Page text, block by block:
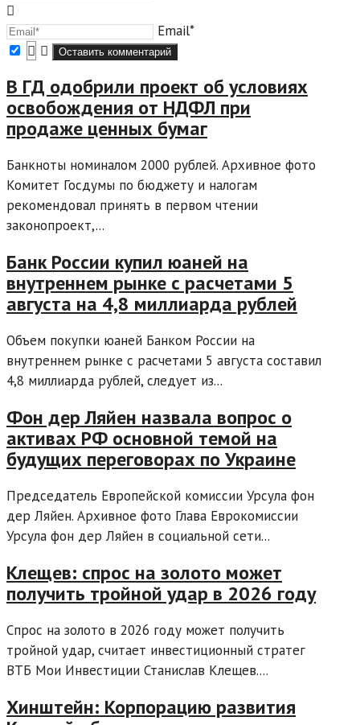
Email*
В ГД одобрили проект об условиях
освобождения от НДФЛ при
продаже ценных бумаг
Банкноты номиналом 2000 рублей. Архивное фото
Комитет Госдумы по бюджету и налогам
рекомендовал принять в первом чтении
законопроект,...
Банк России купил юаней на
внутреннем рынке с расчетами 5
августа на 4,8 миллиарда рублей
Объем покупки юаней Банком России на
внутреннем рынке с расчетами 5 августа составил
4,8 миллиарда рублей, следует из...
Фон дер Ляйен назвала вопрос о
активах РФ основной темой на
будущих переговорах по Украине
Председатель Европейской комиссии Урсула фон
дер Ляйен. Архивное фото Глава Еврокомиссии
Урсула фон дер Ляйен в социальной сети...
Клещев: спрос на золото может
получить тройной удар в 2026 году
Спрос на золото в 2026 году может получить
тройной удар, считает инвестиционный стратег
ВТБ Мои Инвестиции Станислав Клещев....
Хинштейн: Корпорацию развития